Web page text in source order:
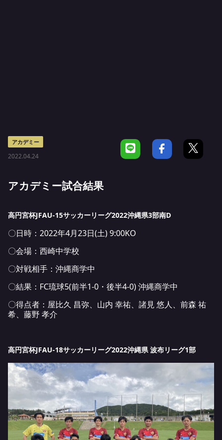
アカデミー
2022.04.24
アカデミー試合結果
高円宮杯JFAU-15サッカーリーグ2022沖縄県3部南D
〇日時：2022年4月23日(土) 9:00KO
〇会場：西崎中学校
〇対戦相手：沖縄商学中
〇結果：FC琉球5(前半1-0・後半4-0) 沖縄商学中
〇得点者：屋比久 昌弥、山内 幸祐、諸見 悠人、前森 祐
希、藤野 孝介
高円宮杯JFAU-18サッカーリーグ2022沖縄県 波布リーグ1部